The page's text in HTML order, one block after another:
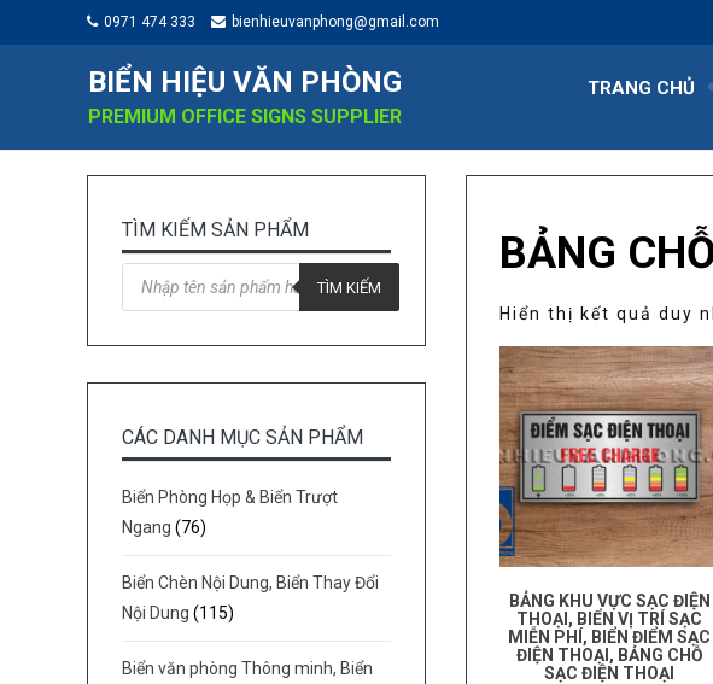
0971 474 333 bienhieuvanphong@gmail.com
BIỂN HIỆU VĂN PHÒNG
PREMIUM OFFICE SIGNS SUPPLIER
TRANG CHỦ
BẢNG
Hiển thị kết quả duy
BẢNG KHU VỰC SẠC ĐIỆN
THOẠI, BIỂN VỊ TRÍ SẠC
MIỄN PHÍ, BIỂN ĐIỂM SẠC
ĐIỆN THOẠI, BẢNG CHỖ
SẠC ĐIỆN THOẠI
TÌM KIẾM SẢN PHẨM
Tìm
kiếm
TÌM KIẾM
CÁC DANH MỤC SẢN PHẨM
Biển Phòng Họp & Biển Trượt
Ngang (76)
Biển Chèn Nội Dung, Biển Thay Đổi
Nội Dung (115)
Biển văn phòng Thông minh, Biển